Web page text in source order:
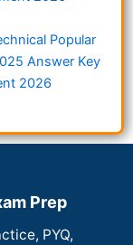
Popular
Answer Key
2026
Prep
PYQ,